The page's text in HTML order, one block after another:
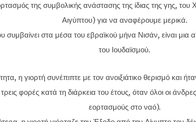
της συμβολικής ανάστασης της ίδιας της γης, του
Αιγύπτου) για να αναφέρουμε μερικά.
στα μέσα του εβραϊκού μήνα Νισάν, είναι μια
του Ιουδαϊσμού.
η γιορτή συνέπιπτε με τον ανοιξιάτικο θερισμό και
φορές κατά τη διάρκεια του έτους, όταν όλοι οι
εορτασμούς στο ναό).